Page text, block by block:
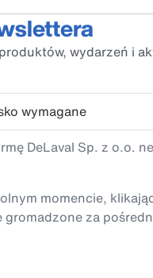
wydarzeń i
wymagane
DeLaval Sp. z
momencie,
za